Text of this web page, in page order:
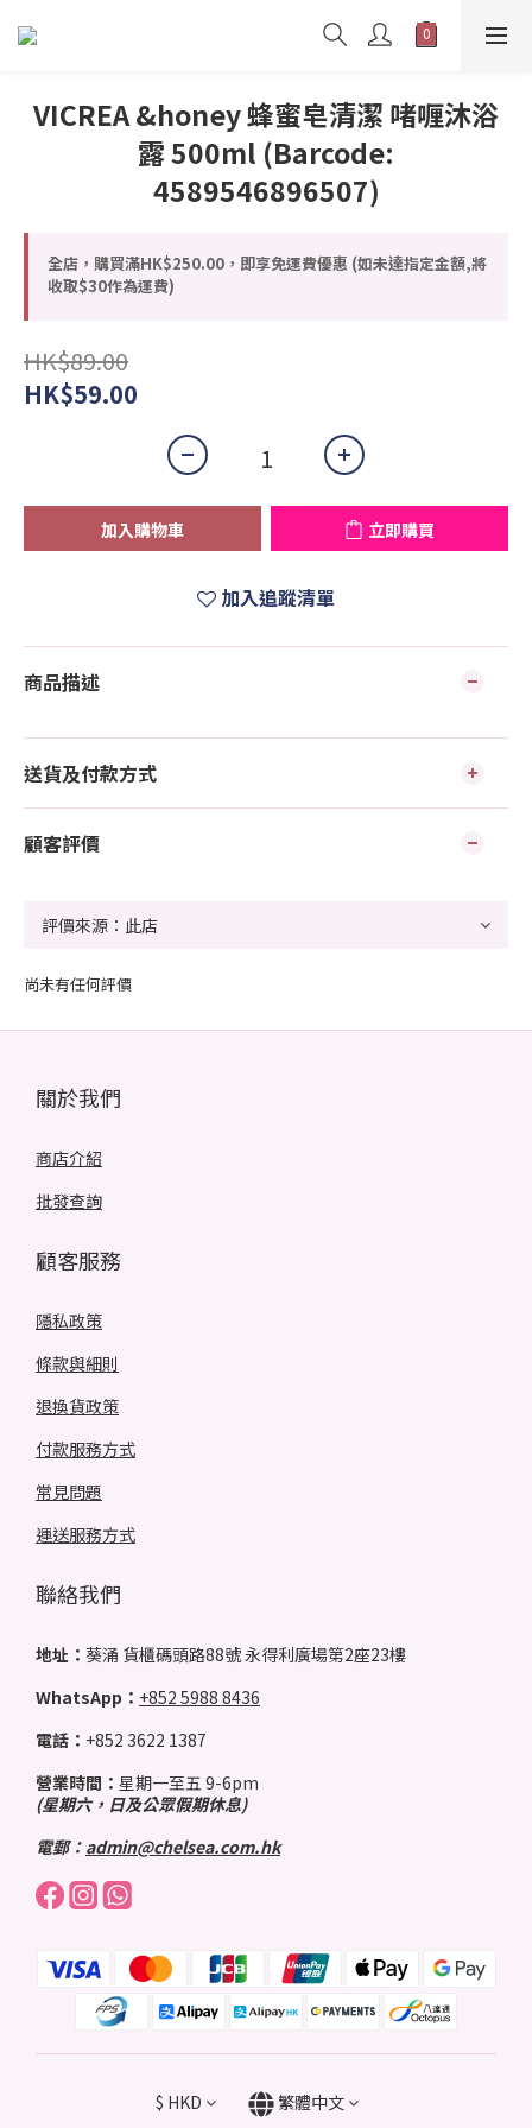
VICREA &honey 蜂蜜皂清潔 啫喱沐浴
露 500ml (Barcode:
4589546896507)
全店，購買滿HK$250.00，即享免運費優惠 (如未達指定金額,將
收取$30作為運費)
HK$89.00
HK$59.00
加入購物車 立即購買
加入追蹤清單
商品描述
送貨及付款方式
顧客評價
尚未有任何評價
關於我們
商店介紹
批發查詢
顧客服務
隱私政策
條款與細則
退換貨政策
付款服務方式
常見問題
運送服務方式
聯絡我們
地址： 葵涌 貨櫃碼頭路88號 永得利廣場第2座23樓
WhatsApp： +852 5988 8436
電話： +852 3622 1387
營業時間： 星期一至五 9-6pm
(星期六，日及公眾假期休息)
電郵： admin@chelsea.com.hk
$ HKD 繁體中文